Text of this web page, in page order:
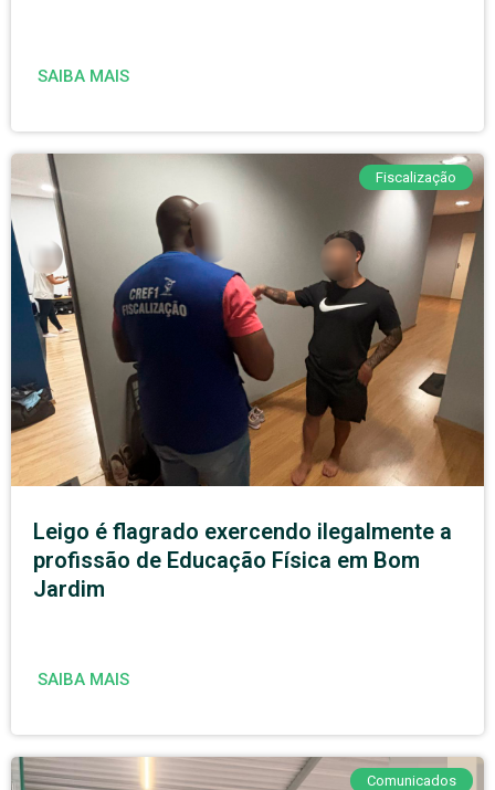
SAIBA MAIS
Fiscalização
Leigo é flagrado exercendo ilegalmente a
profissão de Educação Física em Bom
Jardim
SAIBA MAIS
Comunicados